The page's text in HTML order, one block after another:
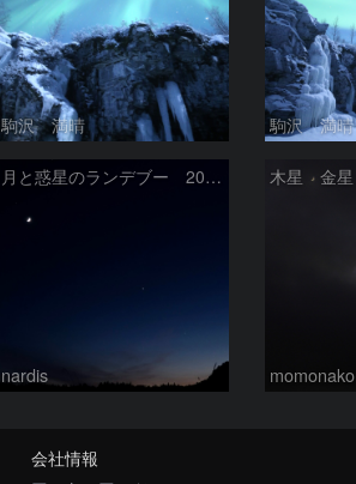
駒沢 満晴 駒沢 満晴
月と惑星のランデブー 2026/06/19
nardis momonako
会社情報